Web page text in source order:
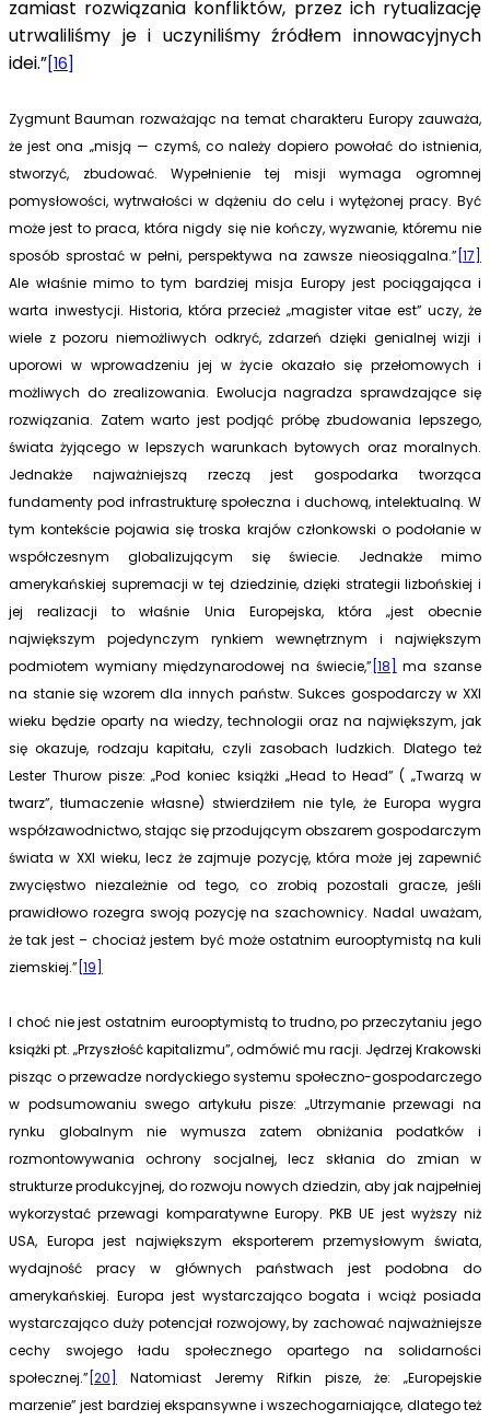
zamiast rozwiązania konfliktów, przez ich rytualizację
utrwaliliśmy je i uczyniliśmy źródłem innowacyjnych
idei.”[16]
Zygmunt Bauman rozważając na temat charakteru Europy zauważa,
że jest ona „misją — czymś, co należy dopiero po­wołać do istnienia,
stworzyć, zbudować. Wypeł­nienie tej misji wymaga ogromnej
pomysłowości, wytrwałości w dążeniu do celu i wytężonej pra­cy. Być
może jest to praca, która nigdy się nie kończy, wyzwanie, któremu nie
sposób sprostać w pełni, perspektywa na zawsze nieosiągalna.” [17]
Ale właśnie mimo to tym bardziej misja Europy jest pociągająca i
warta inwestycji. Historia, która przecież „magister vitae est” uczy, że
wiele z pozoru niemożliwych odkryć, zdarzeń dzięki genialnej wizji i
uporowi w wprowadzeniu jej w życie okazało się przełomowych i
możliwych do zrealizowania. Ewolucja nagradza sprawdzające się
rozwiązania. Zatem warto jest podjąć próbę zbudowania lepszego,
świata żyjącego w lepszych warunkach bytowych oraz moralnych.
Jednakże najważniejszą rzeczą jest gospodarka tworząca
fundamenty pod infrastrukturę społeczna i duchową, intelektualną. W
tym kontekście pojawia się troska krajów członkowski o podołanie w
współczesnym globalizującym się świecie. Jednakże mimo
amerykańskiej supremacji w tej dziedzinie, dzięki strategii lizbońskiej i
jej realizacji to właśnie Unia Europejska, która „jest obecnie
największym pojedynczym ryn­kiem wewnętrznym i największym
podmiotem wymiany między­narodowej na świecie,” [18]
ma szanse
na stanie się wzorem dla innych państw. Sukces gospodarczy w XXI
wieku będzie oparty na wiedzy, technologii oraz na największym, jak
się okazuje, rodzaju kapitału, czyli zasobach ludzkich. Dlatego też
Lester Thurow pisze: „Pod koniec książki „Head to Head” ( „Twarzą w
twarz”, tłumaczenie własne) stwierdziłem nie tyle, że Europa wygra
współzawodnictwo, stając się przodującym obszarem gospo­darczym
świata w XXI wieku, lecz że zajmuje pozycję, która może jej zapewnić
zwycięstwo niezależnie od tego, co zrobią pozostali gracze, jeśli
prawidłowo rozegra swoją pozycję na szachownicy. Nadal uważam,
że tak jest – chociaż jestem być może ostatnim eurooptymistą na kuli
ziemskiej.” [19]
I choć nie jest ostatnim eurooptymistą to trudno, po przeczytaniu jego
książki pt. „Przyszłość kapitalizmu”, odmówić mu racji. Jędrzej Krakowski
pisząc o przewadze nordyckiego systemu społeczno-gospodarczego
w podsumowaniu swego artykułu pisze: „Utrzymanie przewagi na
rynku globalnym nie wymusza zatem obniżania podatków i
rozmontowywania ochrony socjalnej, lecz skłania do zmian w
strukturze produkcyjnej, do rozwoju nowych dziedzin, aby jak najpełniej
wykorzystać przewagi komparatywne Europy. PKB UE jest wyższy niż
USA, Europa jest największym eksporterem przemysłowym świata,
wydajność pracy w głównych państwach jest podobna do
amerykańskiej. Europa jest wystarczająco bogata i wciąż posiada
wystarczająco duży potencjał rozwojowy, by zachować najważniejsze
cechy swojego ładu społecznego opartego na solidarności
społecznej.” [20]
Natomiast Jeremy Rifkin pisze, że: „Europejskie
marzenie” jest bardziej ekspansywne i wszechogarniające, dlatego też